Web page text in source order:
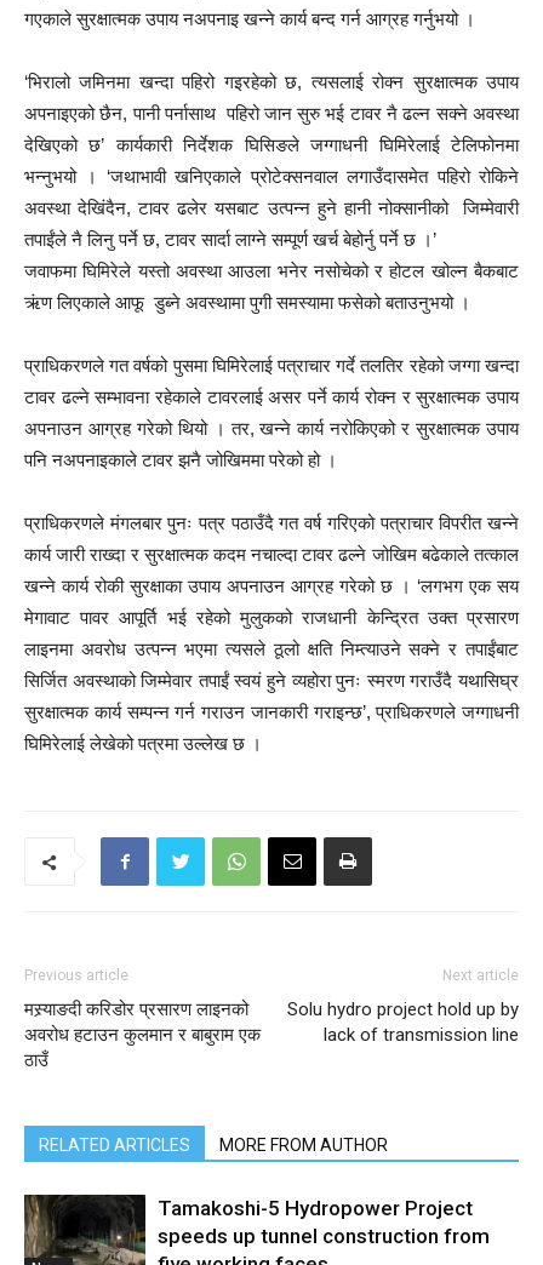
गएकाले सुरक्षात्मक उपाय नअपनाइ खन्ने कार्य बन्द गर्न आग्रह गर्नुभयो ।
‘भिरालो जमिनमा खन्दा पहिरो गइरहेको छ, त्यसलाई रोक्न सुरक्षात्मक उपाय
अपनाइएको छैन, पानी पर्नासाथ पहिरो जान सुरु भई टावर नै ढल्न सक्ने अवस्था
देखिएको छ’ कार्यकारी निर्देशक घिसिङले जग्गाधनी घिमिरेलाई टेलिफोनमा
भन्नुभयो । ‘जथाभावी खनिएकाले प्रोटेक्सनवाल लगाउँदासमेत पहिरो रोकिने
अवस्था देखिंदैन, टावर ढलेर यसबाट उत्पन्न हुने हानी नोक्सानीको जिम्मेवारी
तपाईंले नै लिनु पर्ने छ, टावर सार्दा लाग्ने सम्पूर्ण खर्च बेहोर्नु पर्ने छ ।’
जवाफमा घिमिरेले यस्तो अवस्था आउला भनेर नसोचेको र होटल खोल्न बैकबाट
ऋंण लिएकाले आफू डुब्ने अवस्थामा पुगी समस्यामा फसेको बताउनुभयो ।
प्राधिकरणले गत वर्षको पुसमा घिमिरेलाई पत्राचार गर्दे तलतिर रहेको जग्गा खन्दा
टावर ढल्ने सम्भावना रहेकाले टावरलाई असर पर्ने कार्य रोक्न र सुरक्षात्मक उपाय
अपनाउन आग्रह गरेको थियो । तर, खन्ने कार्य नरोकिएको र सुरक्षात्मक उपाय
पनि नअपनाइकाले टावर झनै जोखिममा परेको हो ।
प्राधिकरणले मंगलबार पुनः पत्र पठाउँदै गत वर्ष गरिएको पत्राचार विपरीत खन्ने
कार्य जारी राख्दा र सुरक्षात्मक कदम नचाल्दा टावर ढल्ने जोखिम बढेकाले तत्काल
खन्ने कार्य रोकी सुरक्षाका उपाय अपनाउन आग्रह गरेको छ । ‘लगभग एक सय
मेगावाट पावर आपूर्ति भई रहेको मुलुकको राजधानी केन्द्रित उक्त प्रसारण
लाइनमा अवरोध उत्पन्न भएमा त्यसले ठूलो क्षति निम्त्याउने सक्ने र तपाईंबाट
सिर्जित अवस्थाको जिम्मेवार तपाईं स्वयं हुने व्यहोरा पुनः स्मरण गराउँदै यथासिघ्र
सुरक्षात्मक कार्य सम्पन्न गर्न गराउन जानकारी गराइन्छ’, प्राधिकरणले जग्गाधनी
घिमिरेलाई लेखेको पत्रमा उल्लेख छ ।
Previous article
मस्र्याङदी करिडोर प्रसारण लाइनको
अवरोध हटाउन कुलमान र बाबुराम एक
ठाउँ
Next article
Solu hydro project hold up by
lack of transmission line
RELATED ARTICLES MORE FROM AUTHOR
Tamakoshi-5 Hydropower Project
speeds up tunnel construction from